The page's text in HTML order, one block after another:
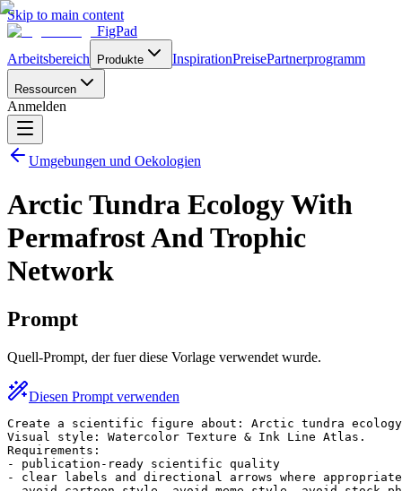
Skip to main content
FigPad
Arbeitsbereich
Produkte InspirationPreisePartnerprogramm
Ressourcen
Anmelden
Umgebungen und Oekologien
Arctic Tundra Ecology With
Permafrost And Trophic
Network
Prompt
Quell-Prompt, der fuer diese Vorlage verwendet wurde.
Diesen Prompt verwenden
Create a scientific figure about: Arctic tundra
Visual style: Watercolor Texture & Ink Line Atlas.
Requirements:
- publication-ready scientific quality
- clear labels and directional arrows where appropriate